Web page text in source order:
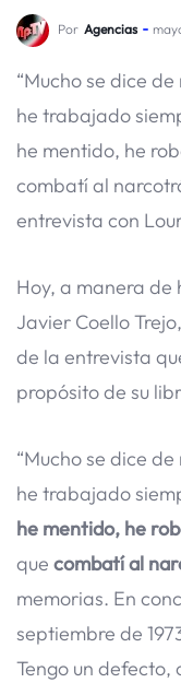
Por Agencias
“Mucho se dice
he trabajado
he mentido, he
combatí al
entrevista con
Hoy, a manera de
Javier Coello
de la entrevista
propósito de su
“Mucho se dice
he trabajado
he mentido, he
que combatí al
memorias. En
septiembre de
Tengo un defecto,